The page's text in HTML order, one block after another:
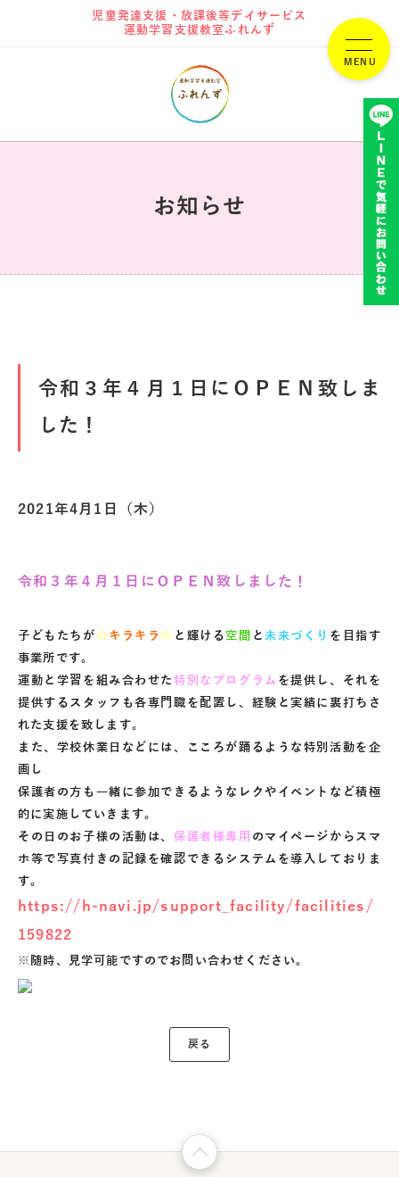
児童発達支援・放課後等デイサービス
運動学習支援教室ふれんず
お知らせ
令和３年４月１日にＯＰＥＮ致しま
した！
2021年4月1日（木）
令和３年４月１日にＯＰＥＮ致しました！
子どもたちが☆キラキラ☆ と輝ける 空間 と 未来づくり を目指す
事業所です。
運動と学習を組み合わせた特別なプログラム を提供し、それを
提供するスタッフも各専門職を配置し、経験と実績に裏打ちさ
れた支援を致します。
また、学校休業日などには、こころが踊るような特別活動を企
画し
保護者の方も一緒に参加できるようなレクやイベントなど積極
的に実施していきます。
その日のお子様の活動は、保護者様専用 のマイページからスマ
ホ等で写真付きの記録を確認できるシステムを導入しておりま
す。
https://h-navi.jp/support_facility/facilities/
159822
※随時、見学可能ですのでお問い合わせください。
戻る